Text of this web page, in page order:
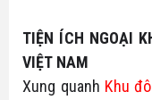
TIỆN ÍCH NGOẠI
VIỆT NAM
Xung quanh Khu